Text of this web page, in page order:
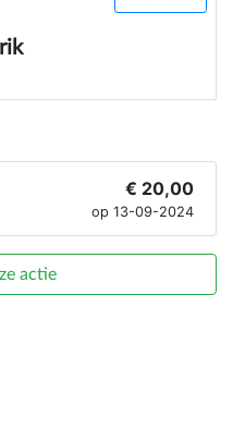
€ 20,00
op 13-09-2024
actie